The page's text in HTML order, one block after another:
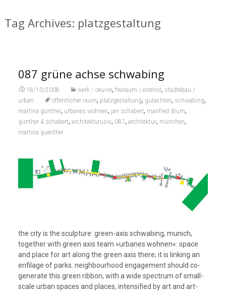
Tag Archives: platzgestaltung
087 grüne achse schwabing
18/10/2008 werk / oeuvre, freiraum / exterior, städtebau /
urban
öffentlicher raum, platzgestaltung, gutachten, schwabing,
martina günther, urbanes wohnen, jan schabert, manfred drum,
günther & schabert, architekturusw, 087, architektur, münchen,
martina guenther
the city is the sculpture: green-axis schwabing, munich,
together with green axis team »urbanes wohnen«: space
and place for art along the green axis there; it is linking an
enfilage of parks. neighbourhood engagement should co-
generate this green ribbon, with a wide spectrum of small-
scale urban spaces and places, intensified by art and art-